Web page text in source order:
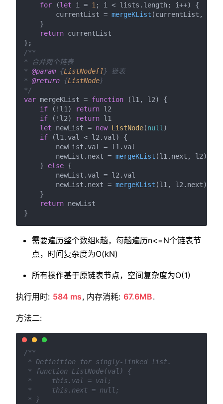
for (let i = 1 ; i < lists. length; i++) {
        currentList =
mergeKList (currentList,
    }
return currentList
/**
* 合并两个链表
* @param {ListNode[]} 链表
* @return {ListNode}
*/
var mergeKList = function (l1, l2) {
if (!l1) return l2
if (!l2) return l1
let newList = new ListNode(null )
if (l1. val < l2. val ) {
        newList.
val = l1. val
        newList.
next = mergeKList (l1. next , l2)
    }
else {
        newList.
val = l2. val
        newList.
next = mergeKList (l1, l2. next)
    }
return newList
需要遍历整个数组k趟，每趟遍历n<=N个链表节
点，时间复杂度为O(kN)
所有操作基于原链表节点，空间复杂度为O(1)
执行用时: 584 ms, 内存消耗: 67.6MB.
方法二:
/**
* Definition for singly-linked list.
* function ListNode(val) {
*     this.val = val;
*     this.next = null;
* }